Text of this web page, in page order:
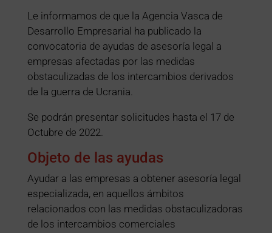
Le informamos de que la Agencia Vasca de
Desarrollo Empresarial ha publicado la
convocatoria de ayudas de asesoría legal a
empresas afectadas por las medidas
obstaculizadas de los intercambios derivados
de la guerra de Ucrania.
Se podrán presentar solicitudes hasta el 17 de
Octubre de 2022.
Objeto de las ayudas
Ayudar a las empresas a obtener asesoría legal
especializada, en aquellos ámbitos
relacionados con las medidas obstaculizadoras
de los intercambios comerciales